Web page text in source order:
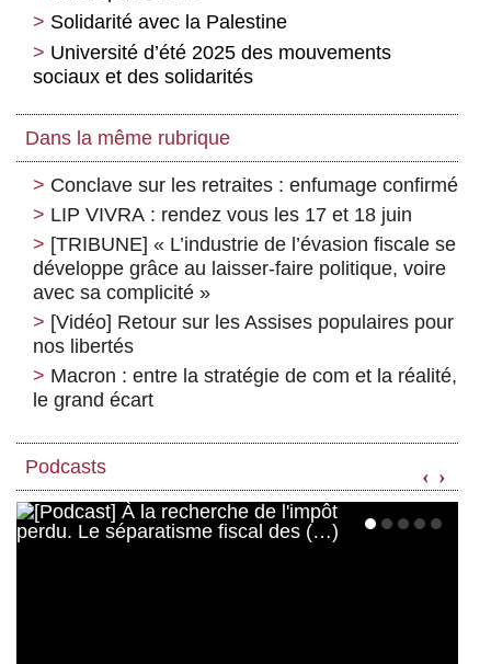
Solidarité avec la Palestine
Université d’été 2025 des mouvements
sociaux et des solidarités
Dans la même rubrique
Conclave sur les retraites : enfumage confirmé
LIP VIVRA : rendez vous les 17 et 18 juin
[TRIBUNE] « L’industrie de l’évasion fiscale se
développe grâce au laisser-faire politique, voire
avec sa complicité »
[Vidéo] Retour sur les Assises populaires pour
nos libertés
Macron : entre la stratégie de com et la réalité,
le grand écart
Podcasts ‹ ›